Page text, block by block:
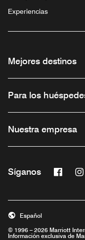
Experiencias
Mejores destinos
Para los
Nuestra empresa
Síganos
Abre
© 1996 – 2026 Marriott
Información exclusiva de
Español